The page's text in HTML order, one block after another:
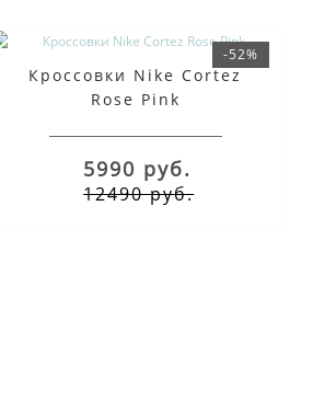
-52%
Кроссовки Nike Cortez
Rose Pink
5990 руб.
12490 руб.